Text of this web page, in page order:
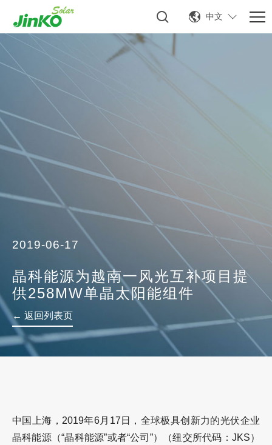
中文
2019-06-17
晶科能源为越南一风光互补项目提
供258MW单晶太阳能组件
← 返回列表页
中国上海，2019年6月17日，全球极具创新力的光伏企业
晶科能源（“晶科能源”或者“公司”）（纽交所代码：JKS）